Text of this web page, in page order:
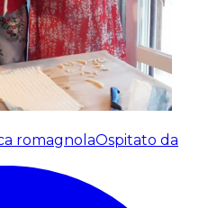
romagnolaOspitato da